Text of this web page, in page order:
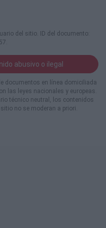
el CETIB
Instituto
hechos, se
y singulares.
años desde la
y
del sitio. ID del documento:
abusivo o ilegal
documentos en línea domiciliada
las leyes nacionales y europeas.
técnico neutral, los contenidos
no se moderan a priori.